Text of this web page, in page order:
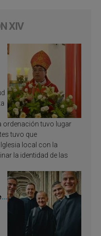
XIV
ordenación tuvo lugar
tuvo que
local con la
la identidad de las